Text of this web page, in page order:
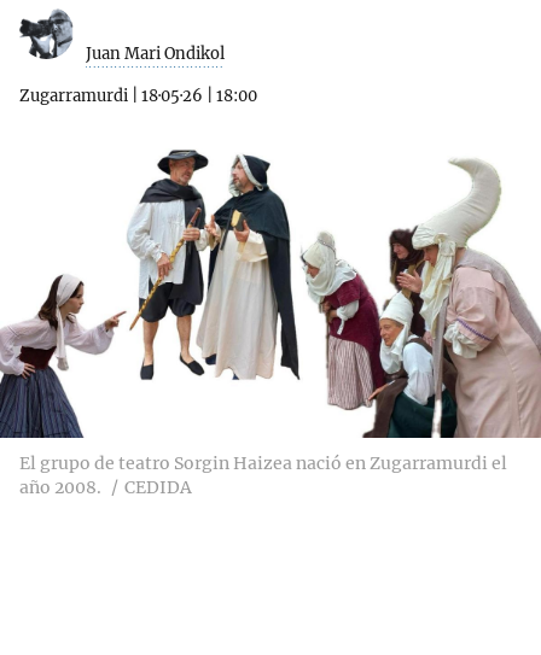
Juan Mari Ondikol
Zugarramurdi 18·05·26 18:00
El grupo de teatro Sorgin Haizea nació en Zugarramurdi el
año 2008.
CEDIDA